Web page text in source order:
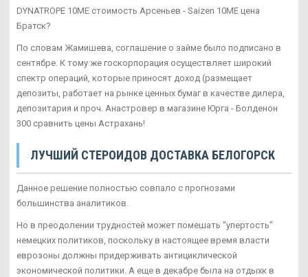
DYNATROPE 10ME стоимость Арсеньев - Saizen 10ME цена
Братск?
По словам Жамишева, соглашение о займе было подписано в
сентябре. К тому же госкорпорация осуществляет широкий
спектр операций, которые приносят доход (размещает
депозиты, работает на рынке ценных бумаг в качестве дилера,
депозитария и проч. Анастровер в магазине Юрга - Болденон
300 сравнить цены Астрахань!
ЛУЧШИЙ СТЕРОИДОВ ДОСТАВКА БЕЛОГОРСК
Данное решение полностью совпало с прогнозами
большинства аналитиков.
Но в преодолении трудностей может помешать "упертость"
немецких политиков, поскольку в настоящее время власти
еврозоны должны придерживать антициклической
экономической политики. А еще в декабре была на отдыхк в